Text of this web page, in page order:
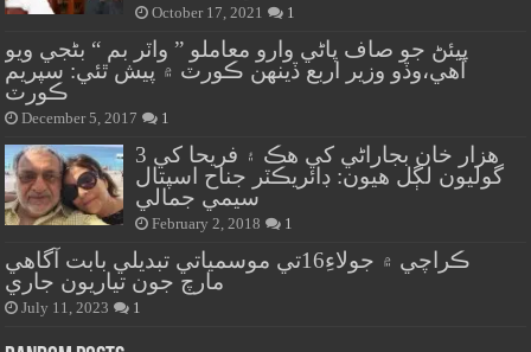
October 17, 2021 1
پيئڻ جو صاف پاڻي وارو معاملو ” واٽر بم “ بڻجي ويو
آهي،وڏو وزير اربع ڏينهن ڪورٽ ۾ پيش ٿئي: سپريم
ڪورٽ
December 5, 2017 1
هزار خان بجاراڻي کي هڪ ۽ فريحا کي 3
گوليون لڳل هيون: ڊائريڪٽر جناح اسپتال
سيمي جمالي
February 2, 2018 1
ڪراچي ۾ جولاءِ16تي موسمياتي تبديلي بابت آگاهي
مارچ جون تياريون جاري
July 11, 2023 1